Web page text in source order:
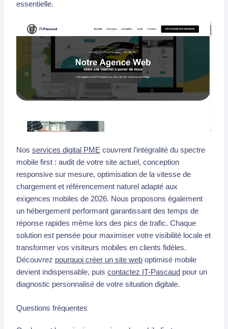
essentielle.
Nos services digital PME couvrent l’intégralité du spectre
mobile first : audit de votre site actuel, conception
responsive sur mesure, optimisation de la vitesse de
chargement et référencement naturel adapté aux
exigences mobiles de 2026. Nous proposons également
un hébergement performant garantissant des temps de
réponse rapides même lors des pics de trafic. Chaque
solution est pensée pour maximiser votre visibilité locale et
transformer vos visiteurs mobiles en clients fidèles.
Découvrez pourquoi créer un site weboptimisé mobile
devient indispensable, puis contactez IT-Pascaud pour un
diagnostic personnalisé de votre situation digitale.
Questions fréquentes